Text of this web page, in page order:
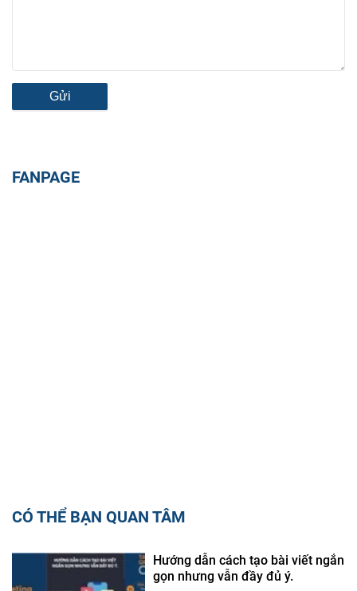
Gửi
FANPAGE
CÓ THỂ BẠN QUAN TÂM
Hướng dẫn cách tạo bài viết ngắn
gọn nhưng vẫn đầy đủ ý.